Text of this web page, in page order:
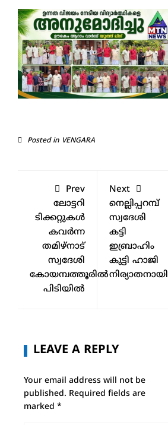
Posted in VENGARA
Prev
ലോട്ടറി
ടിക്കറ്റുകൾ
കവർന്ന
തമിഴ്നാട്
സ്വദേശി
കോയമ്പത്തൂരിൽ
പിടിയിൽ
Next
നെല്ലിപ്പറമ്പ്
സ്വദേശി
കട്ടി
ഇബ്രാഹിം
കുട്ടി ഹാജി
നിര്യാതനായി
LEAVE A REPLY
Your email address will not be
published. Required fields are
marked *